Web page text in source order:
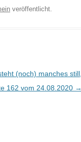
veröffentlicht.
(noch) manches still,
162 vom 24.08.2020 →